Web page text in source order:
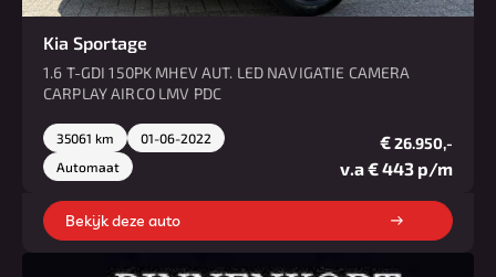
Kia Sportage
1.6 T-GDI 150PK MHEV AUT. LED NAVIGATIE CAMERA
CARPLAY AIRCO LMV PDC
35061 km
01-06-2022
Automaat
€26.950,-
v.a € 443 p/m
Bekijk deze auto